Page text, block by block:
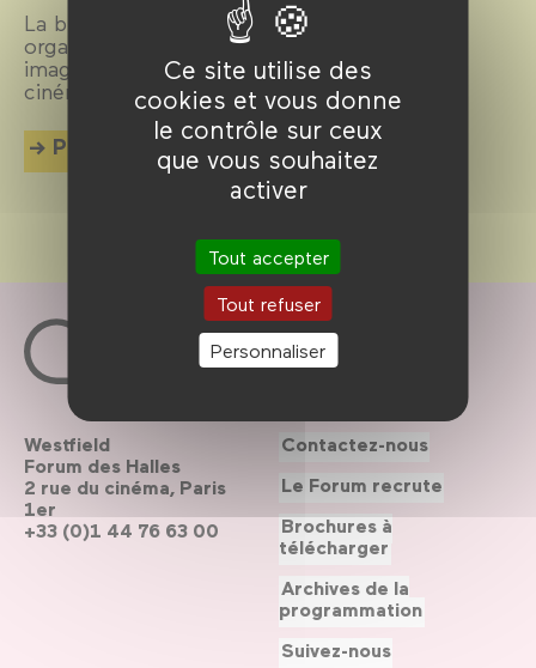
Ce site utilise des
cookies et vous donne
le contrôle sur ceux
que vous souhaitez
activer
Tout accepter
Tout refuser
Personnaliser
La bibliothèque du cinéma François Truffaut
organise, chaque trimestre au Forum des
images, une rencontre autour du livre et du
cinéma.
Plus d'info
Westfield
Forum des Halles
2 rue du cinéma, Paris
1er
+33 (0)1 44 76 63 00
Contactez-nous
Le Forum recrute
Brochures à
télécharger
Archives de la
programmation
Suivez-nous